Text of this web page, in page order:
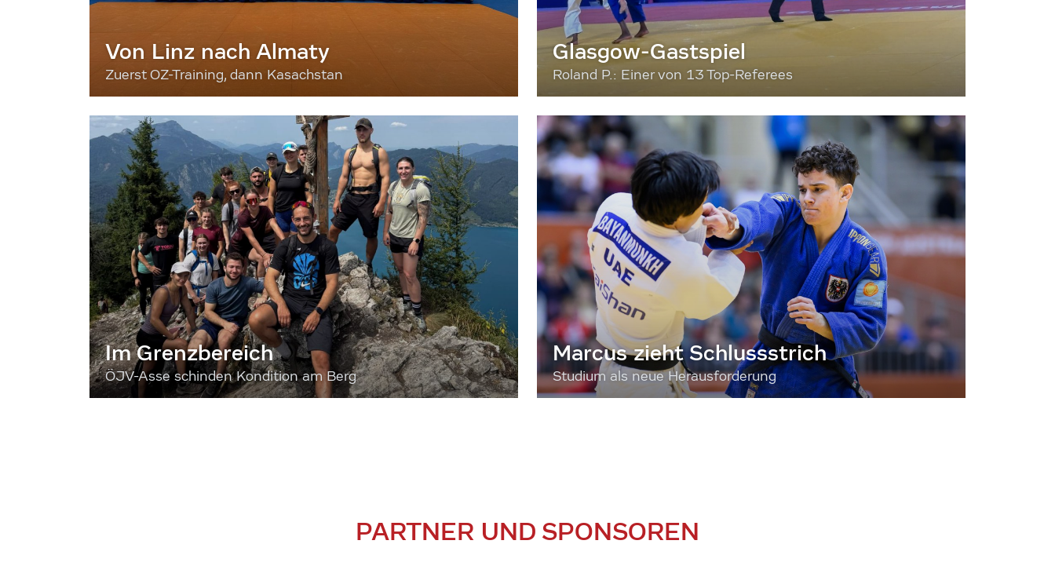
Von Linz nach Almaty
Zuerst OZ-Training, dann Kasachstan
Glasgow-Gastspiel
Roland P.: Einer von 13 Top-Referees
Im Grenzbereich
ÖJV-Asse schinden Kondition am Berg
Marcus zieht Schlussstrich
Studium als neue Herausforderung
PARTNER UND SPONSOREN